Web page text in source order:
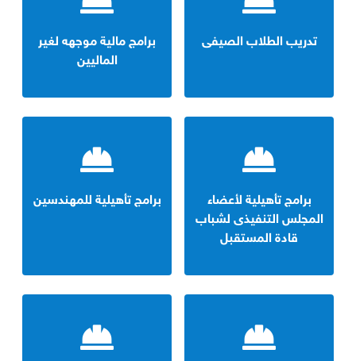
تدريب الطلاب الصيفى
برامج مالية موجهه لغير
الماليين
برامج تأهيلية لأعضاء
المجلس التنفيذى لشباب
قادة المستقبل
برامج تأهيلية للمهندسين